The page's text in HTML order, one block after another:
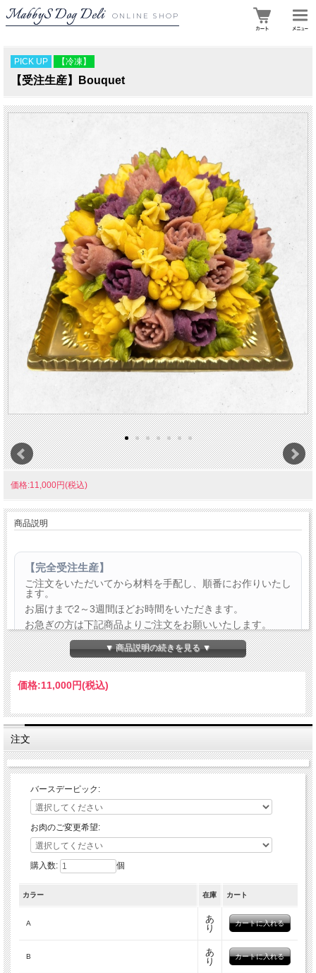
MabbyS Dog Deli ONLINE SHOP
PICK UP 【冷凍】
【受注生産】Bouquet
価格:11,000円(税込)
商品説明
【完全受注生産】
ご注文をいただいてから材料を手配し、順番にお作りいたし
ます。
お届けまで2～3週間ほどお時間をいただきます。
お急ぎの方は下記商品よりご注文をお願いいたします。
＞在庫ホールケーキ（最短翌営業日発送）
可愛いお花が散りばめられた花束ケーキ
MabbySのケーキの中でもお花のケーキは大人気！！
その大人気のお花を全面にデザインした花束ケーキで
す。
季節限定のケーキとして販売していましたが、販売期間
終了後も多数のお問い合わせをいただき定番デザインと
なりました。
愛犬が好きなお色、１番似合うお色のケーキを一緒に選
んでくださいね♪
などの自然の色味で着色したクリームを使用し、華やか
▼ 商品説明の続きを見る ▼
価格:11,000円(税込)
注文
バースデーピック:
お肉のご変更希望:
購入数: 個
カラー 在庫 カート
A
あ
り
B
あ
り